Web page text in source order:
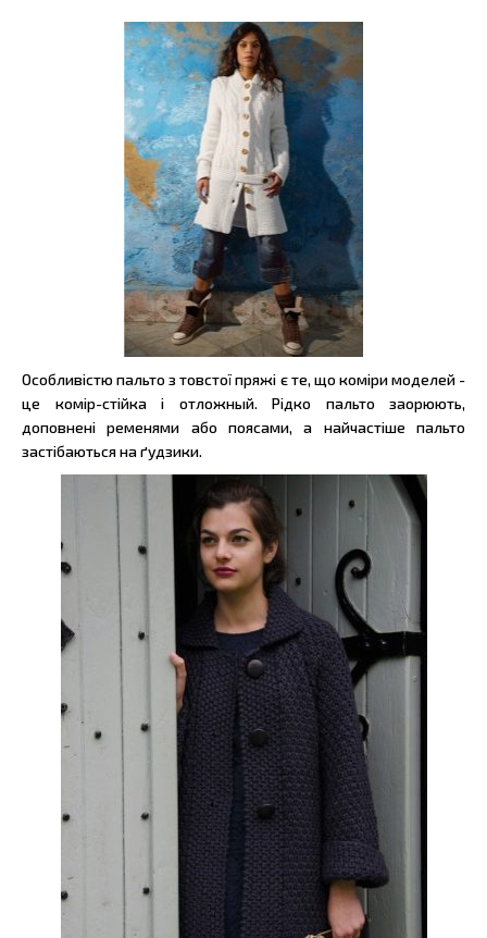
Особливістю пальто з товстої пряжі є те, що коміри моделей -
це комір-стійка і отложный. Рідко пальто заорюють,
доповнені ременями або поясами, а найчастіше пальто
застібаються на ґудзики.